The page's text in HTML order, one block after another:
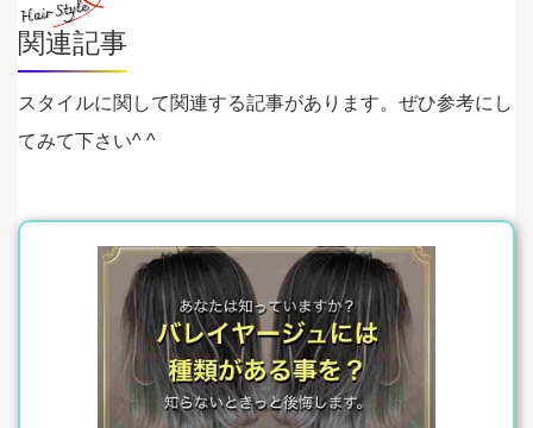
関連記事
スタイルに関して関連する記事があります。ぜひ参考にし
てみて下さい^ ^